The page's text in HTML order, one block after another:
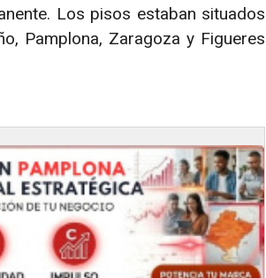
Los pisos estaban situados
Pamplona, Zaragoza y Figueres